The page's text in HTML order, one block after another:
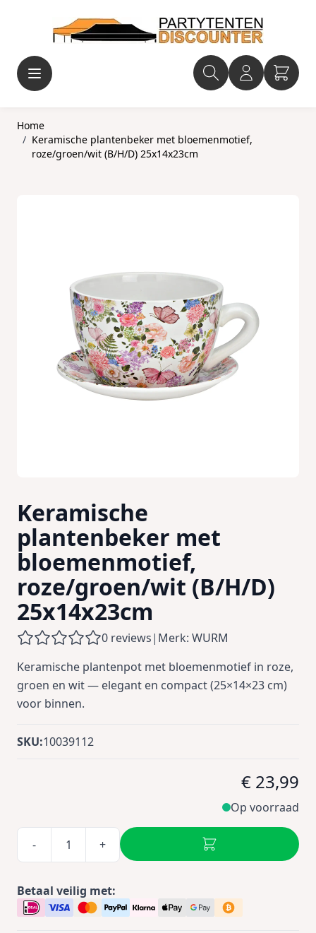
Home
/ Keramische plantenbeker met bloemenmotief,
roze/groen/wit (B/H/D) 25x14x23cm
Keramische
plantenbeker met
bloemenmotief,
roze/groen/wit (B/H/D)
25x14x23cm
0 reviews| Merk: WURM
Keramische plantenpot met bloemenmotief in roze,
groen en wit — elegant en compact (25×14×23 cm)
voor binnen.
SKU:10039112
€ 23,99
Op voorraad
- +
Betaal veilig met: